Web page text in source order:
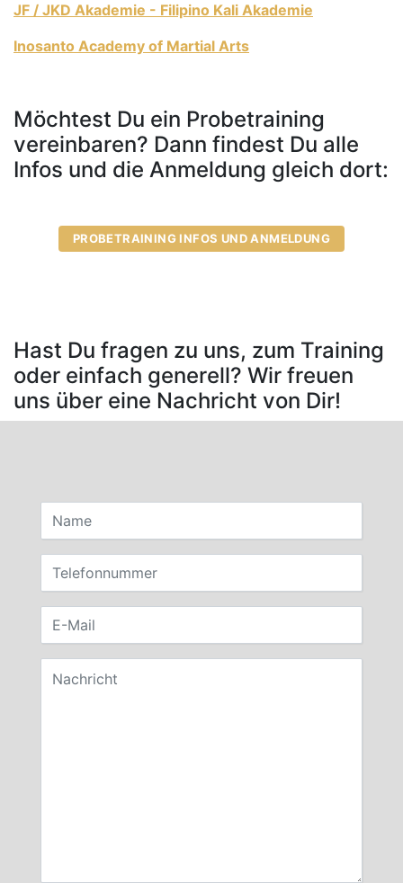
JF / JKD Akademie - Filipino Kali Akademie
Inosanto Academy of Martial Arts
Möchtest Du ein Probetraining
vereinbaren? Dann findest Du alle
Infos und die Anmeldung gleich dort:
PROBETRAINING INFOS UND ANMELDUNG
Hast Du fragen zu uns, zum Training
oder einfach generell? Wir freuen
uns über eine Nachricht von Dir!